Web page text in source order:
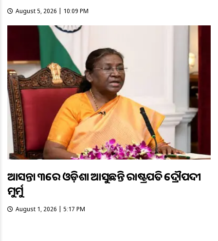
August 5, 2026 | 10:09 PM
ଆସନ୍ତା ୩ରେ ଓଡ଼ିଶା ଆସୁଛନ୍ତି ରାଷ୍ଟ୍ରପତି ଦ୍ରୌପଦୀ
ମୁର୍ମୁ
August 1, 2026 | 5:17 PM